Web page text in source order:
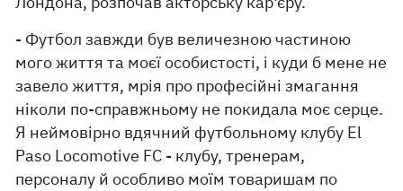
- Футбол завжди був величезною частиною
мого життя та моєї особистості, і куди б мене не
завело життя, мрія про професійні змагання
ніколи по-справжньому не покидала моє серце.
Я неймовірно вдячний футбольному клубу El
Paso Locomotive FC - клубу, тренерам,
персоналу й особливо моїм товаришам по